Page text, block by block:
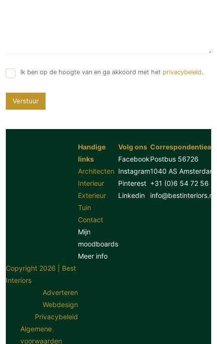
Ik ben op de hoogte van en ga akkoord met het privacybeleid.
Verstuur
Handige
links
Architecten
Interieur
Exterieur
Tuin
Contact
Mijn
moodboards
Meer info
Volg ons
Facebook
Instagram
Pinterest
Linkedin
Postbus 56726
1040 AS Amsterdam
+31 (0)6 54 72 56
info@bestinteriors.nl
Copyright 2026 | Best
Interiors
Adverteren
Webdesign
Privacybeleid
Algemene
voorwaarden